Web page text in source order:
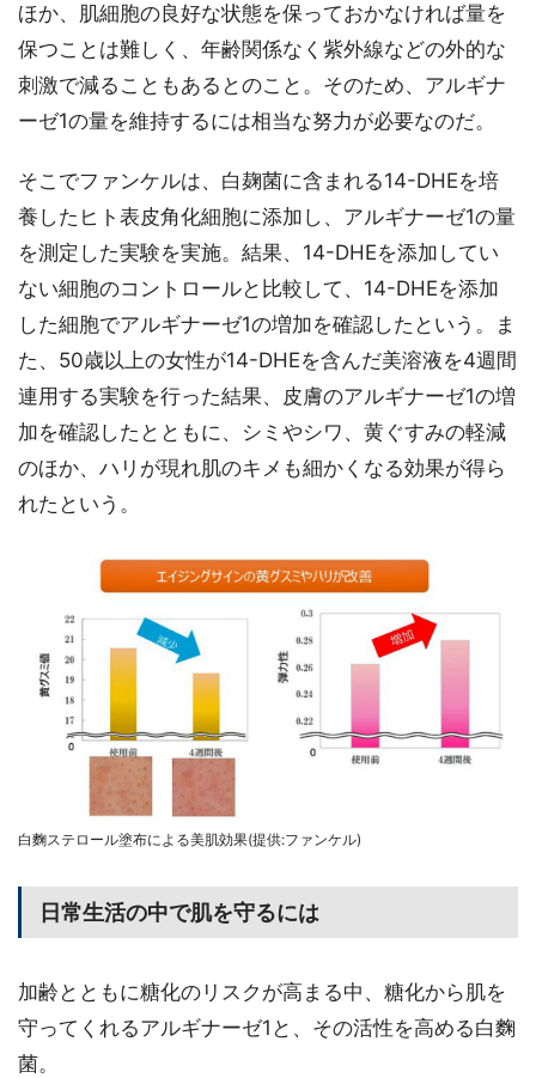
ほか、肌細胞の良好な状態を保っておかなければ量を
保つことは難しく、年齢関係なく紫外線などの外的な
刺激で減ることもあるとのこと。そのため、アルギナ
ーゼ1の量を維持するには相当な努力が必要なのだ。
そこでファンケルは、白麹菌に含まれる14-DHEを培
養したヒト表皮角化細胞に添加し、アルギナーゼ1の量
を測定した実験を実施。結果、14-DHEを添加してい
ない細胞のコントロールと比較して、14-DHEを添加
した細胞でアルギナーゼ1の増加を確認したという。ま
た、50歳以上の女性が14-DHEを含んだ美溶液を4週間
連用する実験を行った結果、皮膚のアルギナーゼ1の増
加を確認したとともに、シミやシワ、黄ぐすみの軽減
のほか、ハリが現れ肌のキメも細かくなる効果が得ら
れたという。
白麴ステロール塗布による美肌効果(提供:ファンケル)
日常生活の中で肌を守るには
加齢とともに糖化のリスクが高まる中、糖化から肌を
守ってくれるアルギナーゼ1と、その活性を高める白麴
菌。